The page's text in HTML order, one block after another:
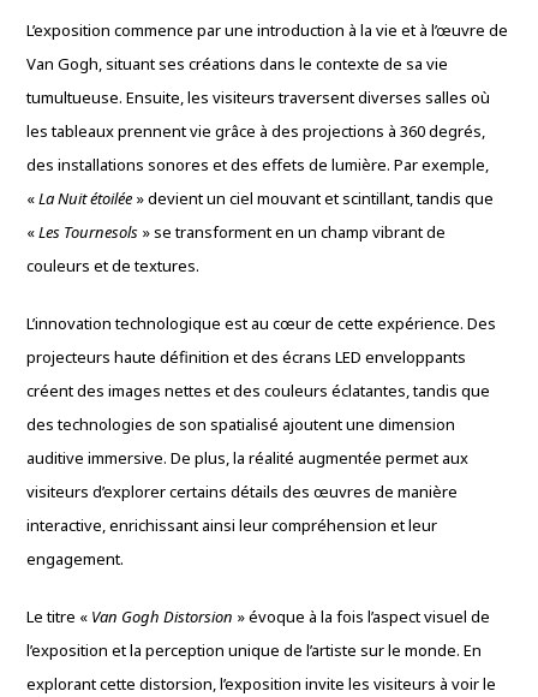
L’exposition commence par une introduction à la vie et à l’œuvre de
Van Gogh, situant ses créations dans le contexte de sa vie
tumultueuse. Ensuite, les visiteurs traversent diverses salles où
les tableaux prennent vie grâce à des projections à 360 degrés,
des installations sonores et des effets de lumière. Par exemple,
«La Nuit étoilée » devient un ciel mouvant et scintillant, tandis que
«Les Tournesols » se transforment en un champ vibrant de
couleurs et de textures.
L’innovation technologique est au cœur de cette expérience. Des
projecteurs haute définition et des écrans LED enveloppants
créent des images nettes et des couleurs éclatantes, tandis que
des technologies de son spatialisé ajoutent une dimension
auditive immersive. De plus, la réalité augmentée permet aux
visiteurs d’explorer certains détails des œuvres de manière
interactive, enrichissant ainsi leur compréhension et leur
engagement.
Le titre « Van Gogh Distorsion » évoque à la fois l’aspect visuel de
l’exposition et la perception unique de l’artiste sur le monde. En
explorant cette distorsion,l’exposition invite les visiteurs à voir le